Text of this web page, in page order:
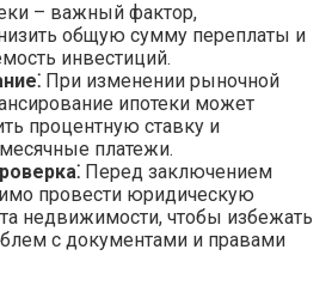
– важный фактор,
общую сумму переплаты и
инвестиций.
При изменении рыночной
ипотеки может
процентную ставку и
платежи.
Перед заключением
провести юридическую
недвижимости, чтобы избежать
с документами и правами